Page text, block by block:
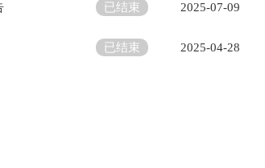
已结束 2025-07-09
已结束 2025-04-28